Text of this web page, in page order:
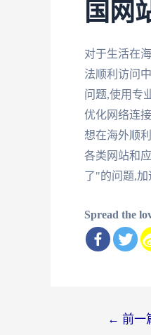
国网
对于生活在
法顺利访问
问题,使用专
优化网络连
想在海外顺
各类网站和
了"的问题,加
Spread the
← 前一